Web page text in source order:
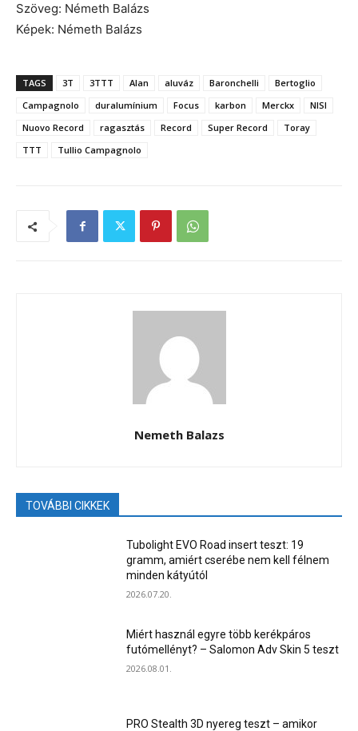
Szöveg: Németh Balázs
Képek: Németh Balázs
TAGS 3T 3TTT Alan aluváz Baronchelli
Bertoglio
Campagnolo
duralumínium Focus karbon Merckx
NISI
Nuovo Record
ragasztás Record Super Record
Toray
TTT
Tullio Campagnolo
Nemeth Balazs
TOVÁBBI CIKKEK
Tubolight EVO Road insert teszt: 19
gramm, amiért cserébe nem kell félnem
minden kátyútól
2026.07.20.
Miért használ egyre több kerékpáros
futómellényt? – Salomon Adv Skin 5 teszt
2026.08.01.
PRO Stealth 3D nyereg teszt – amikor